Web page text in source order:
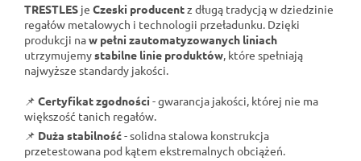
TRESTLES je Czeski producentz długą tradycją w dziedzinie
regałów metalowych i technologii przeładunku. Dzięki
produkcji naw pełni zautomatyzowanych liniach
utrzymujemystabilne linie produktów , które spełniają
najwyższe standardy jakości.
📌 Certyfikat zgodności - gwarancja jakości, której nie ma
większość tanich regałów.
📌 Duża stabilność- solidna stalowa konstrukcja
przetestowana pod kątem ekstremalnych obciążeń.